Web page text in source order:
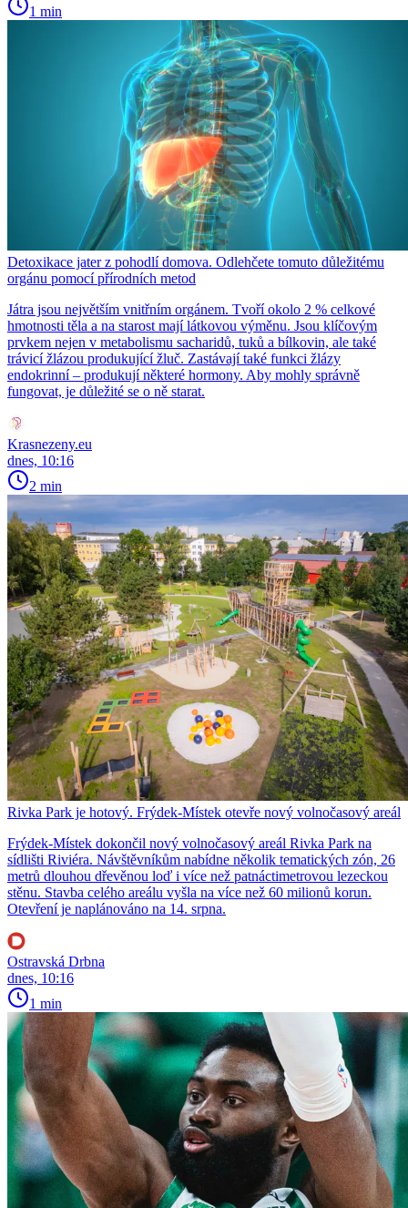
1 min
Detoxikace jater z pohodlí domova. Odlehčete tomuto důležitému
orgánu pomocí přírodních metod
Játra jsou největším vnitřním orgánem. Tvoří okolo 2 % celkové
hmotnosti těla a na starost mají látkovou výměnu. Jsou klíčovým
prvkem nejen v metabolismu sacharidů, tuků a bílkovin, ale také
trávicí žlázou produkující žluč. Zastávají také funkci žlázy
endokrinní – produkují některé hormony. Aby mohly správně
fungovat, je důležité se o ně starat.
Krasnezeny.eu
dnes, 10:16
2 min
Rivka Park je hotový. Frýdek-Místek otevře nový volnočasový areál
Frýdek-Místek dokončil nový volnočasový areál Rivka Park na
sídlišti Riviéra. Návštěvníkům nabídne několik tematických zón, 26
metrů dlouhou dřevěnou loď i více než patnáctimetrovou lezeckou
stěnu. Stavba celého areálu vyšla na více než 60 milionů korun.
Otevření je naplánováno na 14. srpna.
Ostravská Drbna
dnes, 10:16
1 min